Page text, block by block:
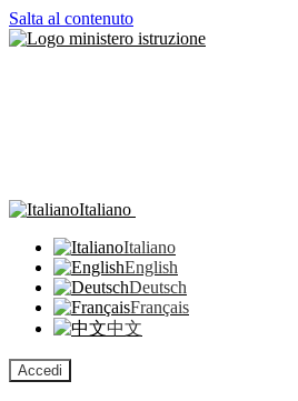
Salta al contenuto
Italiano
Italiano
English
Deutsch
Français
中文
Accedi